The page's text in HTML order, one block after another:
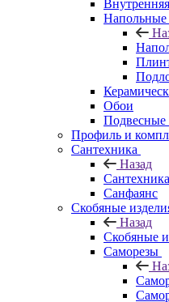
Напольные
Обои
Подвесные
Профиль и
Сантехника
Назад
Сантехника
Санфаянс
Скобяные
Назад
Скобяные
Саморезы